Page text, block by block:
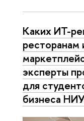
Каких ИТ-
ресторанам
эксперты
для
бизнеса